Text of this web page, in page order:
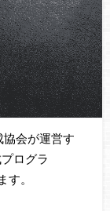
協会が運営す
ログラ
す。